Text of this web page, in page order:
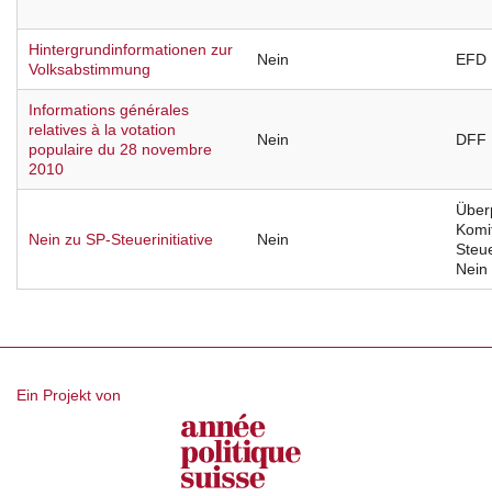
Hintergrundinformationen zur
Volksabstimmung
Nein EFD
Informations générales
relatives à la votation
populaire du 28 novembre
2010
Nein DFF
Nein zu SP-Steuerinitiative Nein
Nein
Ein Projekt von